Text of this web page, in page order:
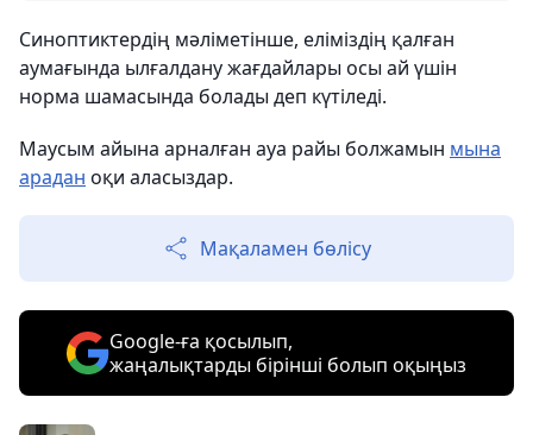
Синоптиктердің мәліметінше, еліміздің қалған
аумағында ылғалдану жағдайлары осы ай үшін
норма шамасында болады деп күтіледі.
Маусым айына арналған ауа райы болжамын мына
арадан оқи аласыздар.
Мақаламен бөлісу
Google-ға қосылып,
жаңалықтарды бірінші болып оқыңыз